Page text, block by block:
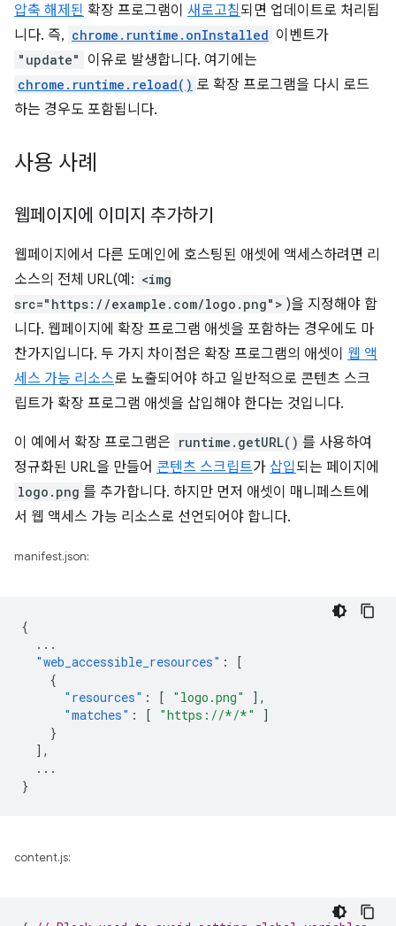
압축 해제된 확장 프로그램이 새로고침되면 업데이트로 처리됩
니다. 즉, chrome.runtime.onInstalled 이벤트가
"update" 이유로 발생합니다. 여기에는
chrome.runtime.reload() 로 확장 프로그램을 다시 로드
하는 경우도 포함됩니다.
사용 사례
웹페이지에 이미지 추가하기
웹페이지에서 다른 도메인에 호스팅된 애셋에 액세스하려면 리
소스의 전체 URL(예: <img
src="https://example.com/logo.png"> )을 지정해야 합
니다. 웹페이지에 확장 프로그램 애셋을 포함하는 경우에도 마
찬가지입니다. 두 가지 차이점은 확장 프로그램의 애셋이 웹 액
세스 가능 리소스로 노출되어야 하고 일반적으로 콘텐츠 스크
립트가 확장 프로그램 애셋을 삽입해야 한다는 것입니다.
이 예에서 확장 프로그램은 runtime.getURL() 를 사용하여
정규화된 URL을 만들어 콘텐츠 스크립트가 삽입 되는 페이지에
logo.png 를 추가합니다. 하지만 먼저 애셋이 매니페스트에
서 웹 액세스 가능 리소스로 선언되어야 합니다.
manifest.json:
{
...
"web_accessible_resources" :
[
{
"resources" : [ "logo.png"
],
"matches" : [ "https://*/*"
]
}
],
...
}
content.js: